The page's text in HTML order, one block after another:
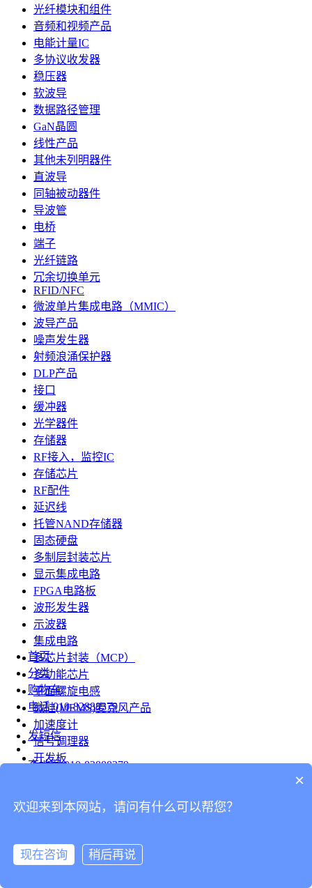
光纤模块和组件
音频和视频产品
电能计量IC
多协议收发器
稳压器
软波导
数据路径管理
GaN晶圆
线性产品
其他未列明器件
直波导
同轴被动器件
导波管
电桥
端子
光纤链路
冗余切换单元
RFID/NFC
微波单片集成电路（MMIC）
波导产品
噪声发生器
射频浪涌保护器
DLP产品
接口
缓冲器
光学器件
存储器
RF接入，监控IC
存储芯片
RF配件
延迟线
托管NAND存储器
固态硬盘
多制层封装芯片
显示集成电路
FPGA电路板
波形发生器
示波器
集成电路
多芯片封装（MCP）
多功能芯片
平面螺旋电感
微硅(MEMS)麦克风产品
加速度计
信号调理器
开发板
台式仪表
连接器
首页
分类
购物车
电话 010-82888379
发短信
查地图 010-82888379
分享
×
欢迎来到本网站，请问有什么可以帮您？
现在咨询 稍后再说